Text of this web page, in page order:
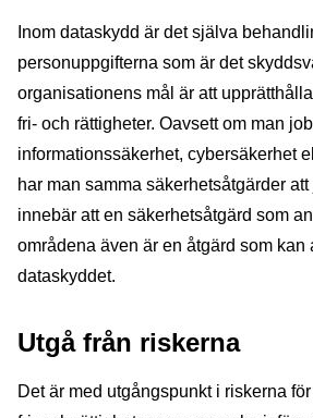
Inom dataskydd är det själva
personuppgifterna som är det
organisationens mål är att
fri- och rättigheter. Oavsett om man
informationssäkerhet, cybersäkerhet
har man samma säkerhetsåtgärder
innebär att en säkerhetsåtgärd som
områdena även är en åtgärd som kan
dataskyddet.
Utgå från riskerna
Det är med utgångspunkt i riskerna